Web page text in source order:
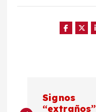
Signos
“extraños”